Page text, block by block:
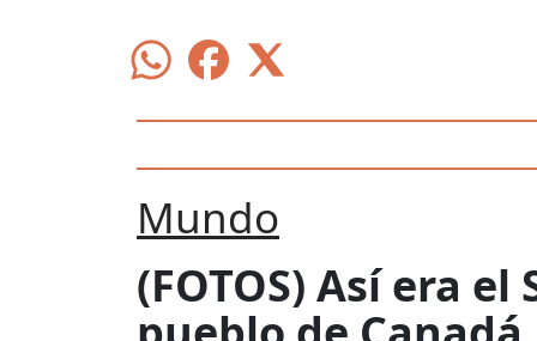
Mundo
(FOTOS) Así era